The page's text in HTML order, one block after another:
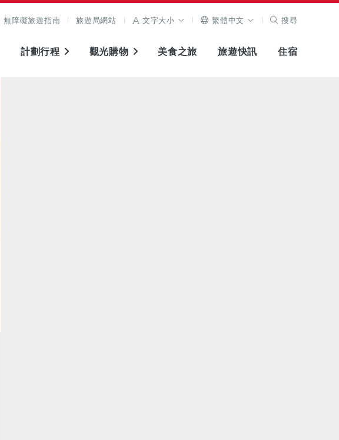
無障礙旅遊指南 旅遊局網站 文字大小 繁體中文 搜尋
計劃行程 觀光購物 美食之旅 旅遊快訊 住宿